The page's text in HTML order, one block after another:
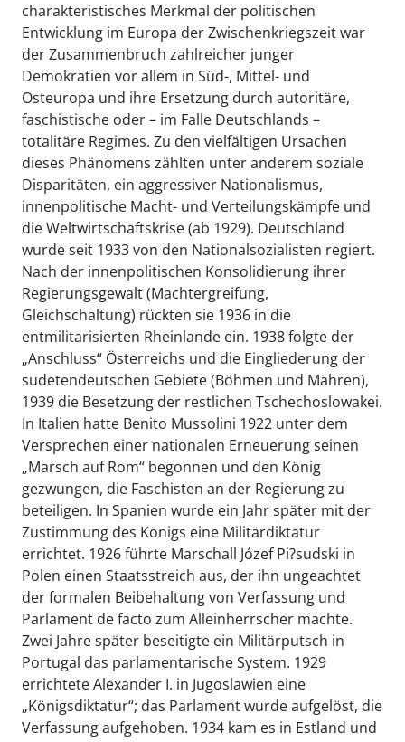
charakteristisches Merkmal der politischen
Entwicklung im Europa der Zwischenkriegszeit war
der Zusammenbruch zahlreicher junger
Demokratien vor allem in Süd-, Mittel- und
Osteuropa und ihre Ersetzung durch autoritäre,
faschistische oder – im Falle Deutschlands –
totalitäre Regimes. Zu den vielfältigen Ursachen
dieses Phänomens zählten unter anderem soziale
Disparitäten, ein aggressiver Nationalismus,
innenpolitische Macht- und Verteilungskämpfe und
die Weltwirtschaftskrise (ab 1929). Deutschland
wurde seit 1933 von den Nationalsozialisten regiert.
Nach der innenpolitischen Konsolidierung ihrer
Regierungsgewalt (Machtergreifung,
Gleichschaltung) rückten sie 1936 in die
entmilitarisierten Rheinlande ein. 1938 folgte der
„Anschluss“ Österreichs und die Eingliederung der
sudetendeutschen Gebiete (Böhmen und Mähren),
1939 die Besetzung der restlichen Tschechoslowakei.
In Italien hatte Benito Mussolini 1922 unter dem
Versprechen einer nationalen Erneuerung seinen
„Marsch auf Rom“ begonnen und den König
gezwungen, die Faschisten an der Regierung zu
beteiligen. In Spanien wurde ein Jahr später mit der
Zustimmung des Königs eine Militärdiktatur
errichtet. 1926 führte Marschall Józef Pi?sudski in
Polen einen Staatsstreich aus, der ihn ungeachtet
der formalen Beibehaltung von Verfassung und
Parlament de facto zum Alleinherrscher machte.
Zwei Jahre später beseitigte ein Militärputsch in
Portugal das parlamentarische System. 1929
errichtete Alexander I. in Jugoslawien eine
„Königsdiktatur“; das Parlament wurde aufgelöst, die
Verfassung aufgehoben. 1934 kam es in Estland und